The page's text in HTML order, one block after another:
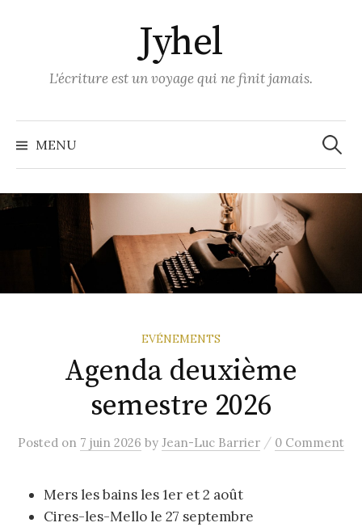
Jyhel
L'écriture est un voyage qui ne finit jamais.
MENU
EVÉNEMENTS
Agenda deuxième
semestre 2026
Posted on 7 juin 2026 by Jean-Luc Barrier / 0 Comment
Mers les bains les 1er et 2 août
Cires-les-Mello le 27 septembre